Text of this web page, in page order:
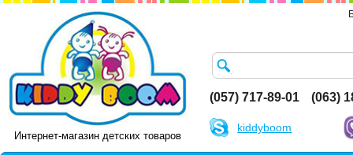
Интернет-магазин детских товаров
(057) 717-89-01 (063)
kiddyboom